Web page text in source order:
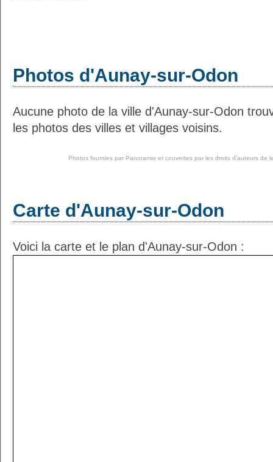
Photos d'Aunay-sur-Odon
Aucune photo de la ville d'Aunay-sur-Odon
les photos des villes et villages voisins.
Photos fournies par Panoramio et couvertes par les droits d'auteurs de
Carte d'Aunay-sur-Odon
Voici la carte et le plan d'Aunay-sur-Odon :